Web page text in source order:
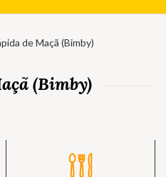
de Maçã (Bimby)
(Bimby)